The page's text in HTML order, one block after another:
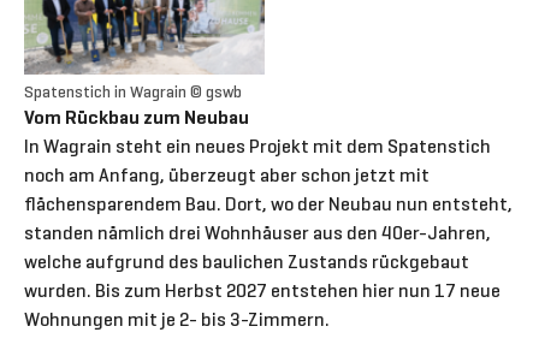
Spatenstich in Wagrain © gswb
Vom Rückbau zum Neubau
In Wagrain steht ein neues Projekt mit dem Spatenstich
noch am Anfang, überzeugt aber schon jetzt mit
flächensparendem Bau. Dort, wo der Neubau nun entsteht,
standen nämlich drei Wohnhäuser aus den 40er-Jahren,
welche aufgrund des baulichen Zustands rückgebaut
wurden. Bis zum Herbst 2027 entstehen hier nun 17 neue
Wohnungen mit je 2- bis 3-Zimmern.